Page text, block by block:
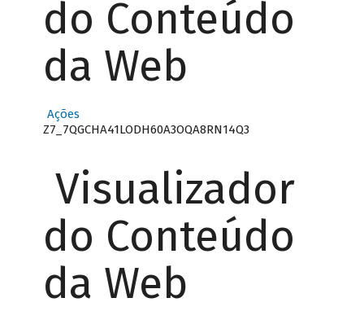
do Conteúdo
da Web
Ações
Z7_7QGCHA41LODH60A3OQA8RN14Q3
Visualizador
do Conteúdo
da Web